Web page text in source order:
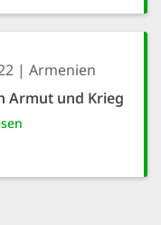
Armenien
Armut und Krieg